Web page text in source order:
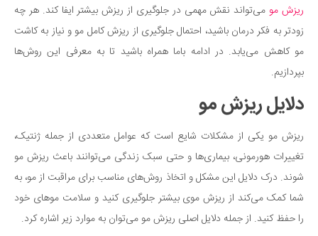
بیماری و درمان
کودک و مادر
ورزش و تندرستی
روانشناسی
مراکز پزشکی و دارویی
فرهنگ و هنر
سینما و تئاتر
تلویزیون
موسیقی
چهره‌ها
ریزش مومی‌تواند نقش مهمی در جلوگیری از ریزش بیشتر ایفا کند. هر چه
زودتر به فکر درمان باشید، احتمال جلوگیری از ریزش کامل مو و نیاز به کاشت
مو کاهش می‌یابد. در ادامه باما همراه باشید تا به معرفی این روش‌ها
بپردازیم.
دلایل ریزش مو
ریزش مو یکی از مشکلات شایع است که عوامل متعددی از جمله ژنتیک،
تغییرات هورمونی، بیماری‌ها و حتی سبک زندگی می‌توانند باعث ریزش مو
شوند. درک دلایل این مشکل و اتخاذ روش‌های مناسب برای مراقبت از مو، به
شما کمک می‌کند از ریزش موی بیشتر جلوگیری کنید و سلامت موهای خود
را حفظ کنید. از جمله دلایل اصلی ریزش مو می‌توان به موارد زیر اشاره کرد.